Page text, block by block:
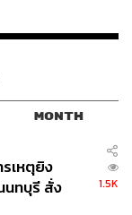
มาก็เพื่อตอบ
องการทำ Core
ทำกันมาตั้งแต่
านครั้งนี้
หนึ่งตัว เท่ากับเพิ่ม
คาดการณ์
บโตได้ถึงปี
MONTH
เหตุยิง
นทบุรี สั่ง
1.5K